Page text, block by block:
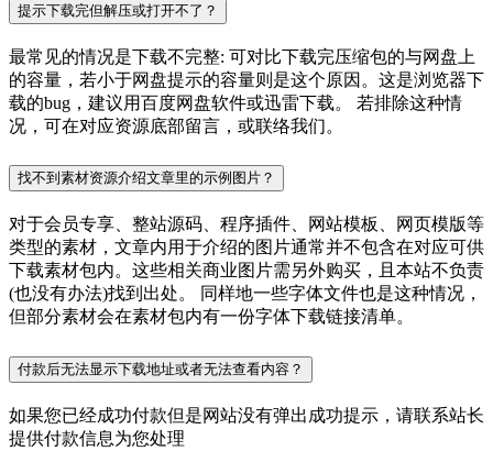
提示下载完但解压或打开不了？
最常见的情况是下载不完整: 可对比下载完压缩包的与网盘上
的容量，若小于网盘提示的容量则是这个原因。这是浏览器下
载的bug，建议用百度网盘软件或迅雷下载。 若排除这种情
况，可在对应资源底部留言，或联络我们。
找不到素材资源介绍文章里的示例图片？
对于会员专享、整站源码、程序插件、网站模板、网页模版等
类型的素材，文章内用于介绍的图片通常并不包含在对应可供
下载素材包内。这些相关商业图片需另外购买，且本站不负责
(也没有办法)找到出处。 同样地一些字体文件也是这种情况，
但部分素材会在素材包内有一份字体下载链接清单。
付款后无法显示下载地址或者无法查看内容？
如果您已经成功付款但是网站没有弹出成功提示，请联系站长
提供付款信息为您处理